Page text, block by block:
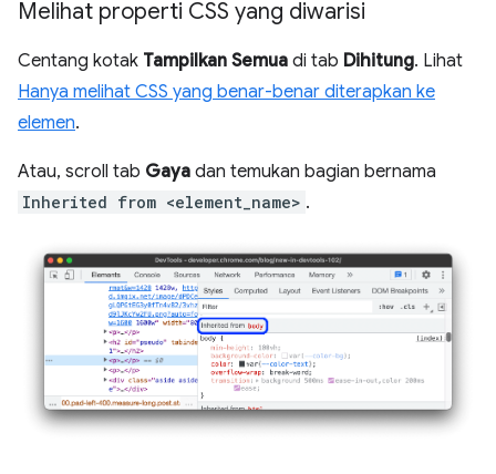
Melihat properti CSS yang diwarisi
Centang kotak Tampilkan Semua di tab Dihitung. Lihat
Hanya melihat CSS yang benar-benar diterapkan ke
elemen.
Atau, scroll tab Gaya dan temukan bagian bernama
Inherited from <element_name> .